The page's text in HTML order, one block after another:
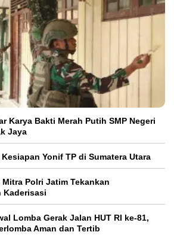
Karya Bakti Merah Putih SMP Negeri
Jaya
Yonif TP di Sumatera Utara
Polri Jatim Tekankan
Kaderisasi
Lomba Gerak Jalan HUT RI ke-81,
Aman dan Tertib